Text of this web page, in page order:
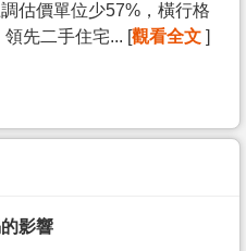
估價單位少57%，橫行格
先二手住宅... [觀看全文 ]
影響